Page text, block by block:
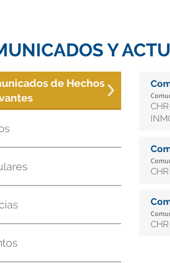
Y
de Hechos